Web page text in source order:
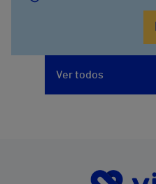
Ver todos